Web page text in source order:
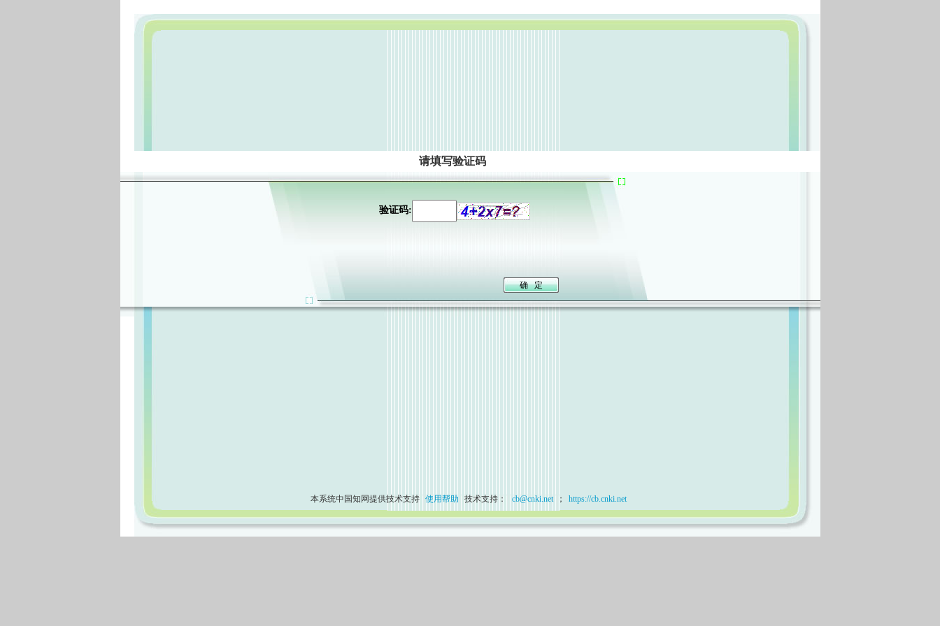
请填写验证码
验证码:
本系统中国知网提供技术支持 使用帮助 技术支持： cb@cnki.net ； https://cb.cnki.net